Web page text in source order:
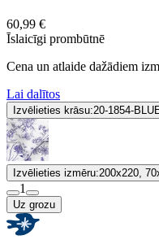
60,99 €
Īslaicīgi prombūtnē
Cena un atlaide dažādiem
Lai dalītos
Izvēlieties krāsu:20-1854-
Izvēlieties izmēru:200x220,
1
Uz grozu